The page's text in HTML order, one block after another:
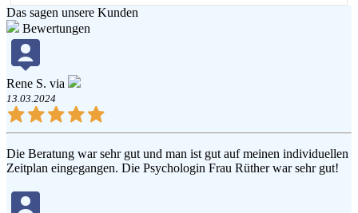
Das sagen unsere Kunden
Bewertungen
Rene S. via
13.03.2024
Die Beratung war sehr gut und man ist gut auf meinen individuellen
Zeitplan eingegangen. Die Psychologin Frau Rüther war sehr gut!